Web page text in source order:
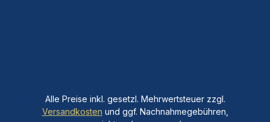
Alle Preise inkl. gesetzl. Mehrwertsteuer zzgl.
Versandkosten und ggf. Nachnahmegebühren,